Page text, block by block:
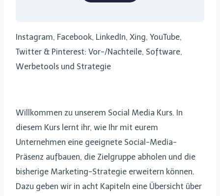
Instagram, Facebook, LinkedIn, Xing, YouTube,
Twitter & Pinterest: Vor-/Nachteile, Software,
Werbetools und Strategie
Willkommen zu unserem Social Media Kurs. In
diesem Kurs lernt ihr, wie Ihr mit eurem
Unternehmen eine geeignete Social-Media-
Präsenz aufbauen, die Zielgruppe abholen und die
bisherige Marketing-Strategie erweitern können.
Dazu geben wir in acht Kapiteln eine Übersicht über